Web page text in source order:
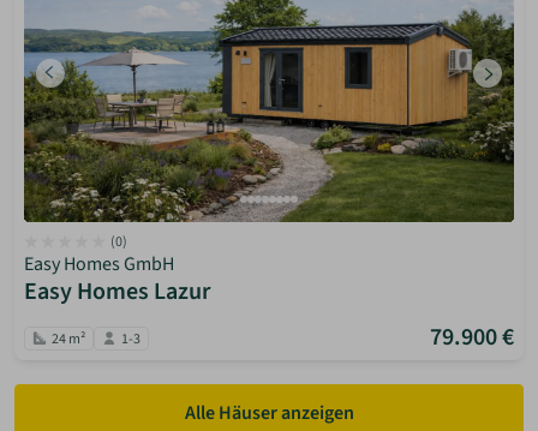
(0)
Easy Homes GmbH
Easy Homes Lazur
24 m² 1-3 79.900 €
Alle Häuser anzeigen